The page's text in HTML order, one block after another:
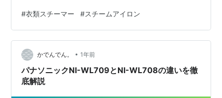
らに、最近シャツを破壊されたり、店員も不親切なこと
が多いので、これを機に自宅でアイロンをかけたいと思
うようになりました。 一方、毎回アイロン台を出してア
イロンをかけるのも大変なので、良い方法はないかと探
していたところ、形態安定シャツ×衣類スチーマーの組み
合わせに至りました。 買ったのはパナ…
#衣類スチーマー #スチームアイロン
かでんでん。 • 1年前
パナソニックNI-WL709とNI-WL708の違いを徹
底解説